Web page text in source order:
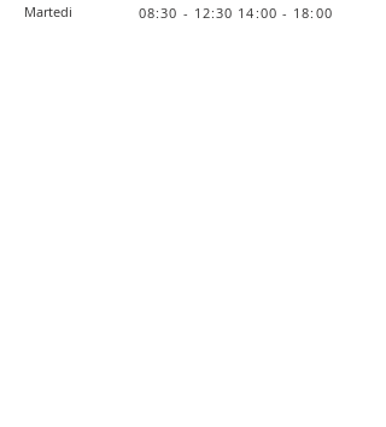
Martedi
08:30 - 12:30 14:00 - 18:00